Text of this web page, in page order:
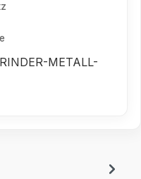
METALL-